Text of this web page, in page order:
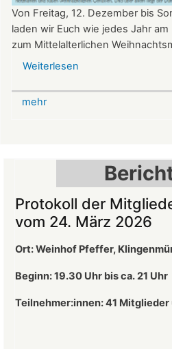
Von Freitag, 12. Dezember bis
laden wir Euch wie jedes Jahr
zum Mittelalterlichen
Weiterlesen
Landeck
mehr
Protokoll der
vom 24. März 2026
Ort: Weinhof Pfeffer,
Beginn: 19.30 Uhr bis ca. 21 Uhr
Teilnehmer:innen: 41 Mitglieder